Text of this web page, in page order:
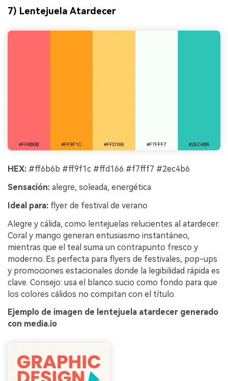
7) Lentejuela Atardecer
HEX: #ff6b6b #ff9f1c #ffd166 #f7fff7 #2ec4b6
Sensación: alegre, soleada, energética
Ideal para: flyer de festival de verano
Alegre y cálida, como lentejuelas relucientes al atardecer.
Coral y mango generan entusiasmo instantáneo,
mientras que el teal suma un contrapunto fresco y
moderno. Es perfecta para flyers de festivales, pop-ups
y promociones estacionales donde la legibilidad rápida es
clave. Consejo: usa el blanco sucio como fondo para que
los colores cálidos no compitan con el título.
Ejemplo de imagen de lentejuela atardecer generado
con media.io